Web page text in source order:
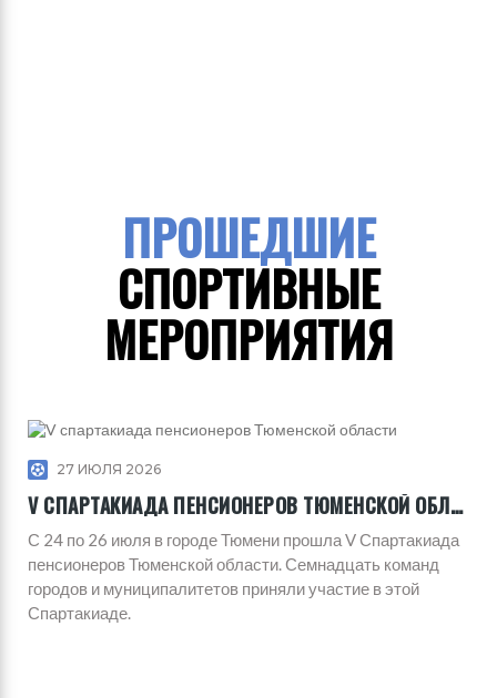
ПРОШЕДШИЕ
СПОРТИВНЫЕ
МЕРОПРИЯТИЯ
27 ИЮЛЯ 2026
V СПАРТАКИАДА ПЕНСИОНЕРОВ ТЮМЕНСКОЙ ОБЛАСТИ
С 24 по 26 июля в городе Тюмени прошла V Спартакиада
пенсионеров Тюменской области. Семнадцать команд
городов и муниципалитетов приняли участие в этой
Спартакиаде.